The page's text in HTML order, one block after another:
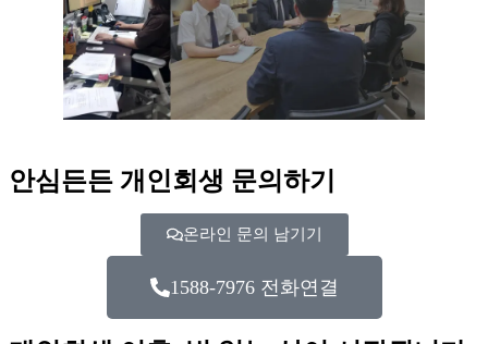
안심든든 개인회생 문의하기
온라인 문의 남기기
1588-7976 전화연결